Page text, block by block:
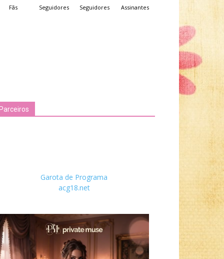
Fãs Seguidores Seguidores Assinantes
Garota de Programa
acg18.net